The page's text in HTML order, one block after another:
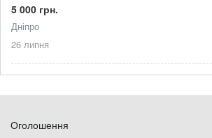
5 000 грн.
Дніпро
26 липня
Оголошення